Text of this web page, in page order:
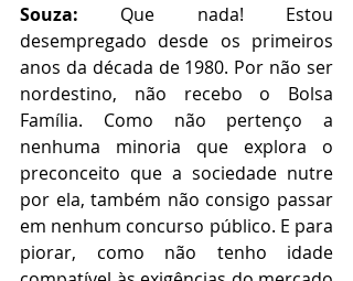
Souza: Que nada! Estou
desempregado desde os primeiros
anos da década de 1980. Por não ser
nordestino, não recebo o Bolsa
Família. Como não pertenço a
nenhuma minoria que explora o
preconceito que a sociedade nutre
por ela, também não consigo passar
em nenhum concurso público. E para
piorar, como não tenho idade